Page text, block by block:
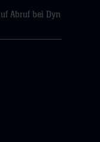
Abruf bei Dyn